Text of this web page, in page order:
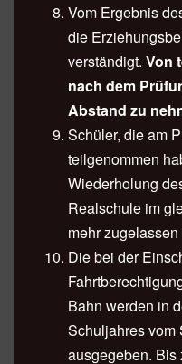
Vom Ergebnis
die
verständigt. Von
nach dem
Abstand zu
Schüler, die am
teilgenommen
Wiederholung
Realschule im
mehr
Die bei der
Bahn werden in
Schuljahres vom
ausgegeben. Bis